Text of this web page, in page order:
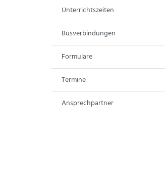
Unterrichtszeiten
Busverbindungen
Formulare
Termine
Ansprechpartner